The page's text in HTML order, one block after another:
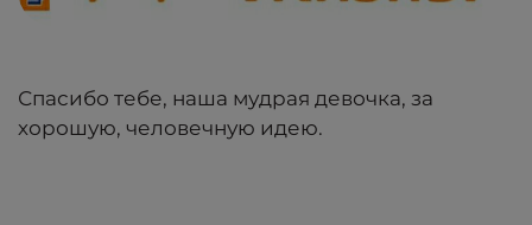
Спасибо тебе, наша мудрая девочка, за
хорошую, человечную идею.